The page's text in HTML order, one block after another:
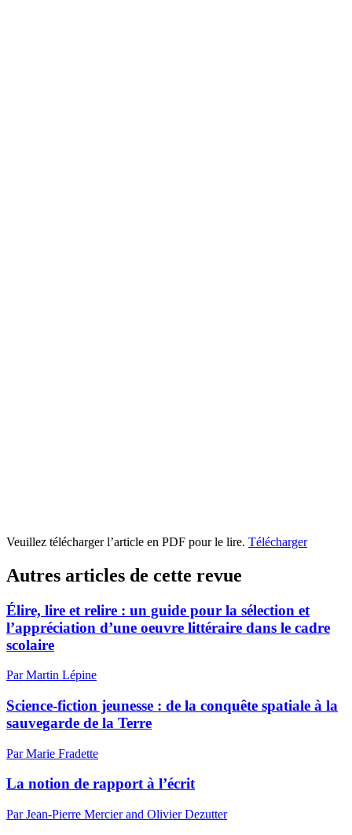
Veuillez télécharger l’article en PDF pour le lire. Télécharger
Autres articles de cette revue
Élire, lire et relire : un guide pour la sélection et
l’appréciation d’une oeuvre littéraire dans le cadre
scolaire
Par Martin Lépine
Science-fiction jeunesse : de la conquête spatiale à la
sauvegarde de la Terre
Par Marie Fradette
La notion de rapport à l’écrit
Par Jean-Pierre Mercier and Olivier Dezutter